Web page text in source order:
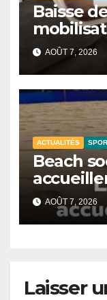
Baisse
CNTS
AOÛT 7, 2026
ACTUALITÉS
Beach
Dakar.
AOÛT 7, 2026
Laisser